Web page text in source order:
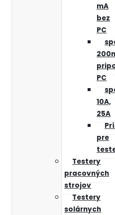
mA
bez
PC
PC
10A,
25A
pre
Testery
pracovných
strojov
Testery
solárnych